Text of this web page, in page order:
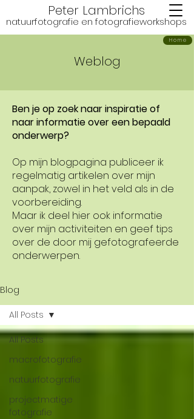
Peter Lambrichs
natuurfotografie en fotografieworkshops
Home
Weblog
Ben je op zoek naar inspiratie of
naar informatie over een bepaald
onderwerp?
Op mijn blogpagina publiceer ik
regelmatig artikelen over mijn
aanpak, zowel in het veld als in de
voorbereiding.
Maar ik deel hier ook informatie
over mijn activiteiten en geef tips
over de door mij gefotografeerde
onderwerpen.
Blog
All Posts
macrofotografie
natuurfotografie
projectmatige
fotografie
All Posts